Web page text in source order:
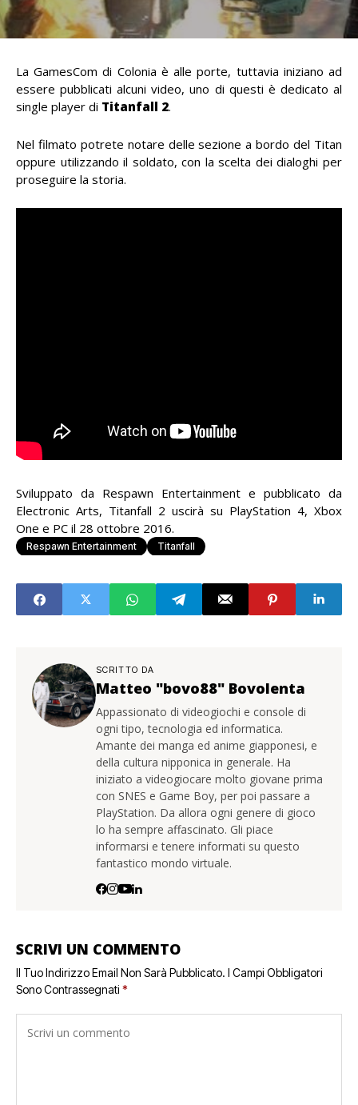
La GamesCom di Colonia è alle porte, tuttavia iniziano ad
essere pubblicati alcuni video, uno di questi è dedicato al
single player di Titanfall 2.
Nel filmato potrete notare delle sezione a bordo del Titan
oppure utilizzando il soldato, con la scelta dei dialoghi per
proseguire la storia.
Sviluppato da Respawn Entertainment e pubblicato da
Electronic Arts, Titanfall 2 uscirà su PlayStation 4, Xbox
One e PC il 28 ottobre 2016.
Respawn Entertainment Titanfall
SCRITTO DA
Matteo "bovo88" Bovolenta
Appassionato di videogiochi e console di
ogni tipo, tecnologia ed informatica.
Amante dei manga ed anime giapponesi, e
della cultura nipponica in generale. Ha
iniziato a videogiocare molto giovane prima
con SNES e Game Boy, per poi passare a
PlayStation. Da allora ogni genere di gioco
lo ha sempre affascinato. Gli piace
informarsi e tenere informati su questo
fantastico mondo virtuale.
SCRIVI UN COMMENTO
Il Tuo Indirizzo Email Non Sarà Pubblicato. I Campi Obbligatori
Sono Contrassegnati *